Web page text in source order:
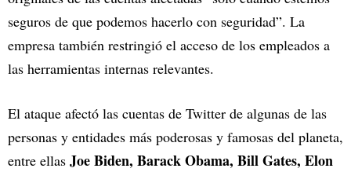
seguros de que podemos hacerlo con seguridad”. La
empresa también restringió el acceso de los empleados a
las herramientas internas relevantes.
El ataque afectó las cuentas de Twitter de algunas de las
personas y entidades más poderosas y famosas del planeta,
entre ellas Joe Biden, Barack Obama, Bill Gates, Elon